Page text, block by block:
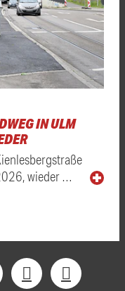
IN ULM
wieder …